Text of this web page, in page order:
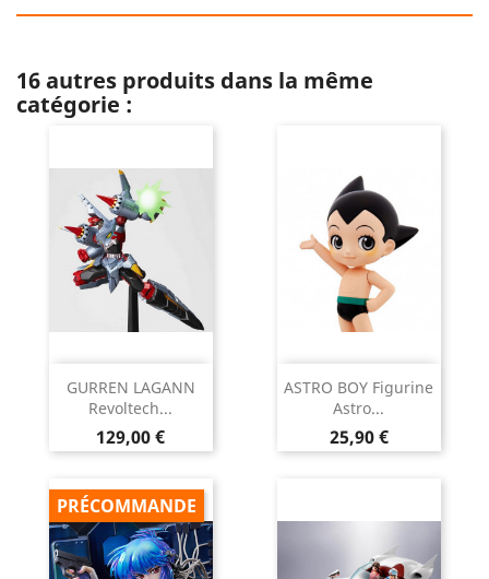
16 autres produits dans la même
catégorie :
GURREN LAGANN
Revoltech...
Prix
129,00 €
ASTRO BOY Figurine
Astro...
Prix
25,90 €
PRÉCOMMANDE